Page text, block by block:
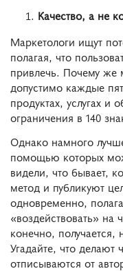
Качество, а не
Маркетологи ищут
полагая, что
привлечь. Почему же
допустимо каждые
продуктах, услугах и
ограничения в 140
Однако намного
помощью которых
видели, что бывает,
метод и публикуют
одновременно,
«воздействовать» на
конечно, получается,
Угадайте, что делают
отписываются от